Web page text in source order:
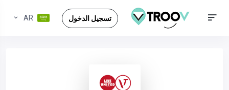
تسجيل الدخول AR